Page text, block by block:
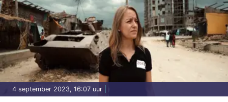
4 september 2023, 16:07 uur